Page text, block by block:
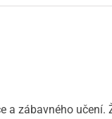
a zábavného